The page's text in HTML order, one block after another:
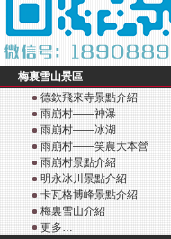
梅裏雪山景區
德欽飛來寺景點介紹
雨崩村——神瀑
雨崩村——冰湖
雨崩村——笑農大本營
雨崩村景點介紹
明永冰川景點介紹
卡瓦格博峰景點介紹
梅裏雪山介紹
更多…